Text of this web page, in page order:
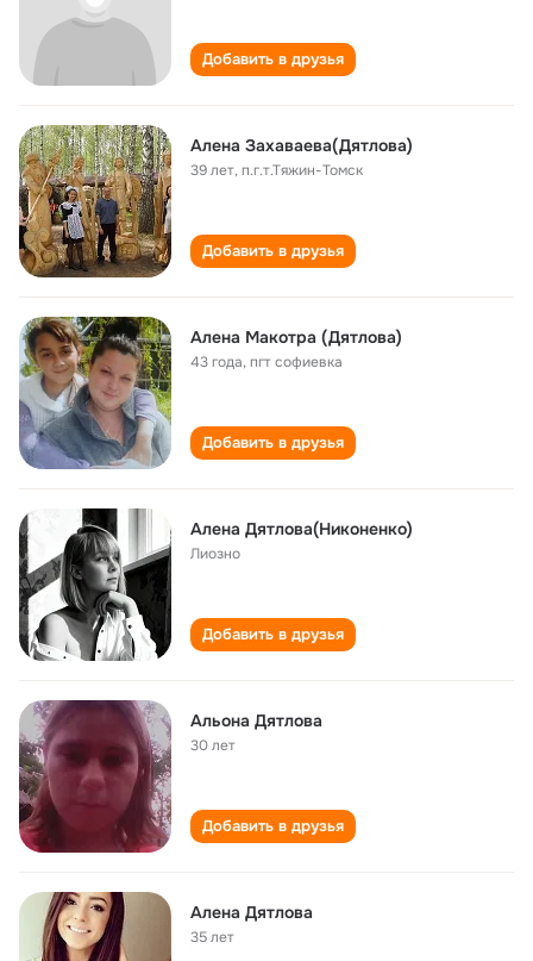
Добавить в друзья
Алена Захаваева(Дятлова)
39 лет,п.г.т.Тяжин-Томск
Добавить в друзья
Алена Макотра (Дятлова)
43 года,пгт софиевка
Добавить в друзья
Алена Дятлова(Никоненко)
Лиозно
Добавить в друзья
Альона Дятлова
30 лет
Добавить в друзья
Алена Дятлова
35 лет